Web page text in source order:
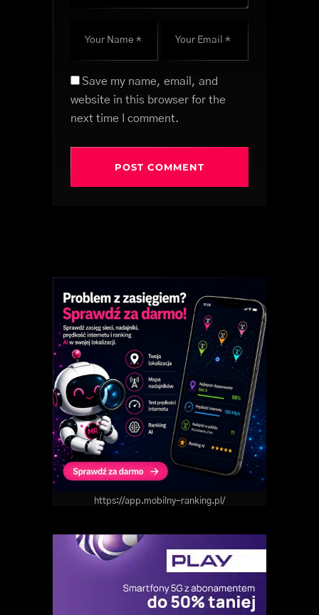
Save my name, email, and
website in this browser for the
next time I comment.
https://app.mobilny-ranking.pl/